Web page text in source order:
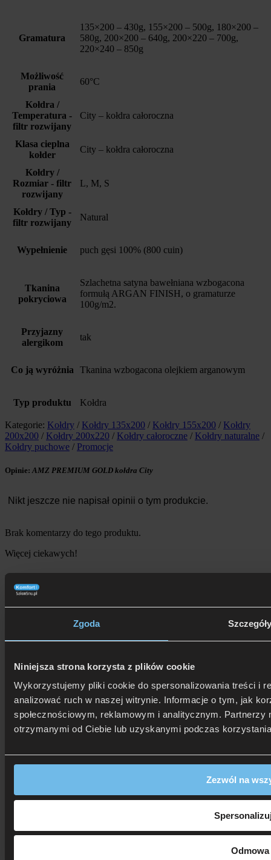
Zgoda
Niniejsza strona korzysta z plików cookie
Wykorzystujemy pliki cookie do spersonalizowania treści i
analizować ruch w naszej witrynie. Informacje o tym, jak
społecznościowym, reklamowym i analitycznym. Partnerzy
otrzymanymi od Ciebie lub uzyskanymi podczas
Zezwól na
Odmowa
Gramatura
135×200 – 430g, 155×200 – 500g, 180×200 –
580g, 200×200 – 640g, 200×220 – 700g,
220×240 – 850g
Możliwość
prania
60°C
Kołdra /
Temperatura -
filtr rozwijany
City – kołdra całoroczna
Klasa cieplna
kołder
City – kołdra całoroczna
Kołdry /
Rozmiar - filtr
rozwijany
L, M, S
Kołdry / Typ -
filtr rozwijany
Natural
Wypełnienie puch gęsi 100% (800 cuin)
Tkanina
pokryciowa
Szlachetna satyna bawełniana wzbogacona
formułą ARGAN FINISH, o gramaturze
100g/m2.
Przyjazny
alergikom
tak
Co ją wyróżnia Tkanina wzbogacona olejkiem arganowym
Typ produktu Kołdra
Kategorie: Kołdry / Kołdry 135x200 / Kołdry 155x200 / Kołdry
200x200 / Kołdry 200x220 / Kołdry całoroczne / Kołdry naturalne /
Kołdry puchowe / Promocje
Opinie: AMZ PREMIUM GOLD kołdra City
Nikt jeszcze nie napisał opinii o tym produkcie.
Brak komentarzy do tego produktu.
Więcej ciekawych!
Więcej z kategorii